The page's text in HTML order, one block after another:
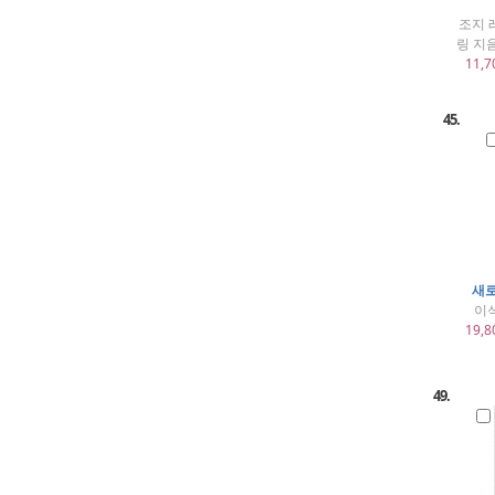
조지
링 지
45.
새
이
49.